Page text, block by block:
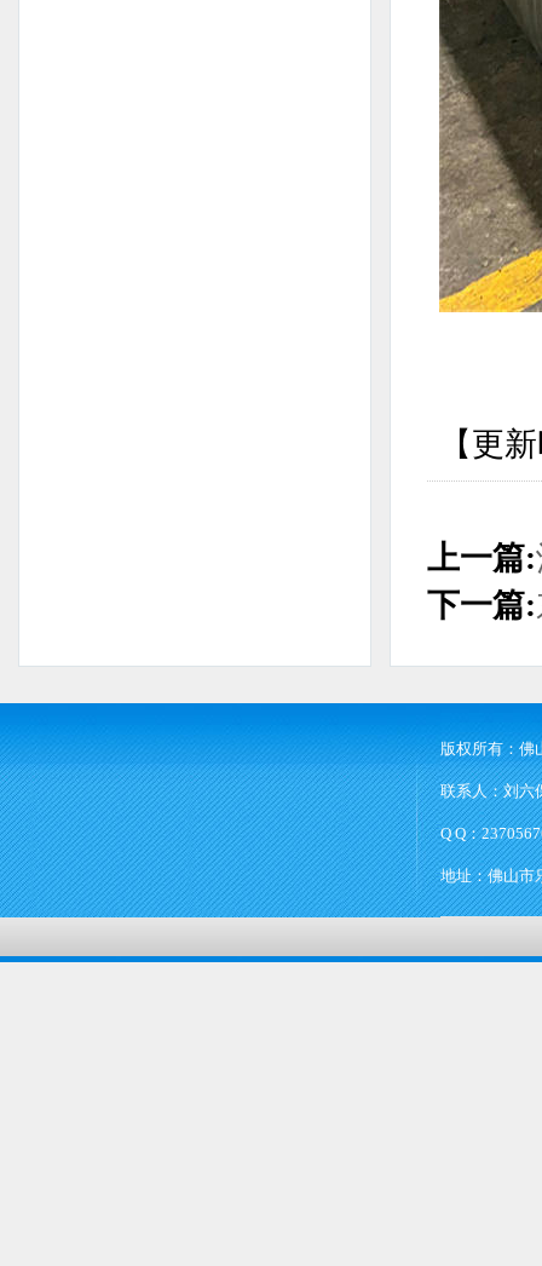
【更
上一篇:
下一篇:
版权所有：佛
联系人：刘六
Q Q：
地址：佛山市